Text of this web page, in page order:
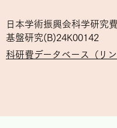
日本学術振興会科学研究費
基盤研究(B)24K00142
科研費データベース（リン